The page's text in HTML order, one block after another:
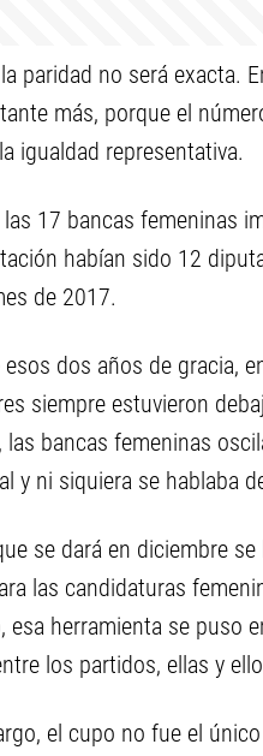
paridad no será exacta.
más, porque el
igualdad representativa.
las 17 bancas femeninas
habían sido 12
de 2017.
esos dos años de gracia,
siempre estuvieron
las bancas femeninas
y ni siquiera se hablaba
se dará en diciembre
las candidaturas
esa herramienta se puso
los partidos, ellas y
el cupo no fue el